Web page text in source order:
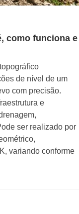
como funciona e
de nível de um
com precisão.
e
ser realizado por
variando conforme